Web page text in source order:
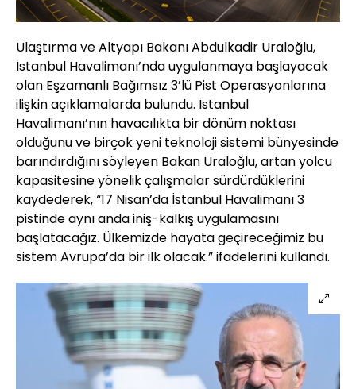
Ulaştırma ve Altyapı Bakanı Abdulkadir Uraloğlu,
İstanbul Havalimanı’nda uygulanmaya başlayacak
olan Eşzamanlı Bağımsız 3’lü Pist Operasyonlarına
ilişkin açıklamalarda bulundu. İstanbul
Havalimanı’nın havacılıkta bir dönüm noktası
olduğunu ve birçok yeni teknoloji sistemi bünyesinde
barındırdığını söyleyen Bakan Uraloğlu, artan yolcu
kapasitesine yönelik çalışmalar sürdürdüklerini
kaydederek, “17 Nisan’da İstanbul Havalimanı 3
pistinde aynı anda iniş-kalkış uygulamasını
başlatacağız. Ülkemizde hayata geçireceğimiz bu
sistem Avrupa’da bir ilk olacak.” ifadelerini kullandı.